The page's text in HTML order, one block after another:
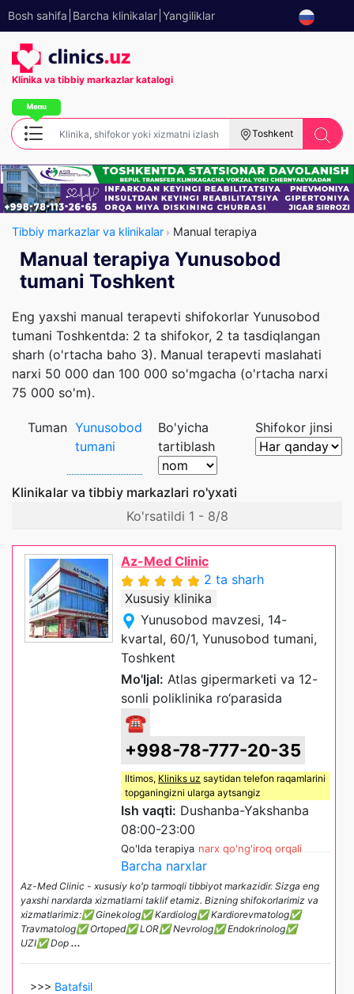
Bosh sahifa Barcha klinikalar Yangiliklar
Klinika va tibbiy markazlar katalogi
Toshkent
Tibbiy markazlar va klinikalar Manual terapiya
Manual terapiya Yunusobod
tumani Toshkent
Eng yaxshi manual terapevti shifokorlar Yunusobod
tumani Toshkentda: 2 ta shifokor, 2 ta tasdiqlangan
sharh (o'rtacha baho 3). Manual terapevti maslahati
narxi 50 000 dan 100 000 so'mgacha (o'rtacha narxi
75 000 so'm).
Tuman Yunusobod
tumani
Bo'yicha
tartiblash
Shifokor jinsi
Klinikalar va tibbiy markazlari ro'yxati
Ko'rsatildi 1 - 8/8
Az-Med Clinic
2 ta sharh
Xususiy klinika
Yunusobod mavzesi, 14-
kvartal, 60/1, Yunusobod tumani,
Toshkent
Mo'ljal: Atlas gipermarketi va 12-
sonli poliklinika ro‘parasida
☎
+998-78-777-20-35
Iltimos, Kliniks uz saytidan telefon raqamlarini
topganingizni ularga aytsangiz
Ish vaqti: Dushanba-Yakshanba
08:00-23:00
Qo'lda terapiya narx qo'ng'iroq orqali
Barcha narxlar
Az-Med Clinic - xususiy koʻp tarmoqli tibbiyot markazidir. Sizga eng
yaxshi narxlarda xizmatlarni taklif etamiz. Bizning shifokorlarimiz va
xizmatlarimiz:✅ Ginekolog✅ Kardiolog✅ Kardiorevmatolog✅
Travmatolog✅ Ortoped✅ LOR✅ Nevrolog✅ Endokrinolog✅
UZI✅ Dop ...
>>> Batafsil